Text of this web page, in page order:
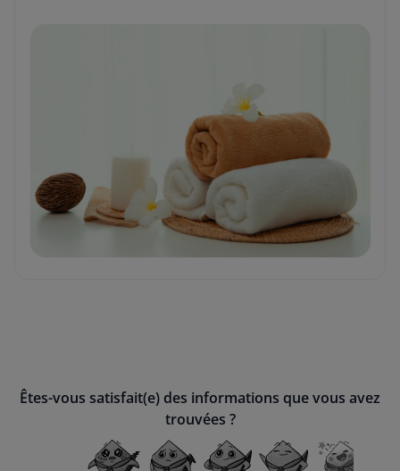
Êtes-vous satisfait(e) des informations que vous avez
trouvées ?